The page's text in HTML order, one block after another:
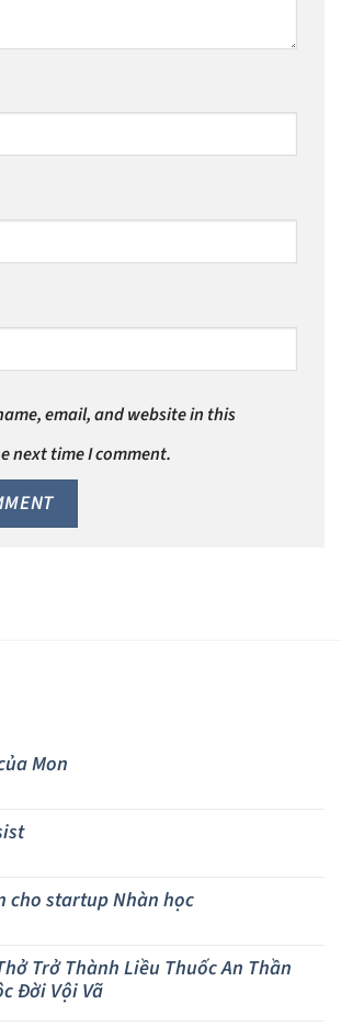
email, and website in this
next time I comment.
Mon
cho startup Nhàn học
Trở Thành Liều Thuốc An Thần
Đời Vội Vã